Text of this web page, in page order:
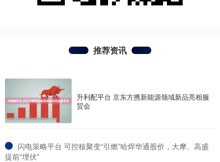
推荐资讯
升利配平台 京东方携新能源领域新品亮相服
贸会
​闪电策略平台 可控核聚变“引燃”哈焊华通股价，大摩、高盛
提前“埋伏”